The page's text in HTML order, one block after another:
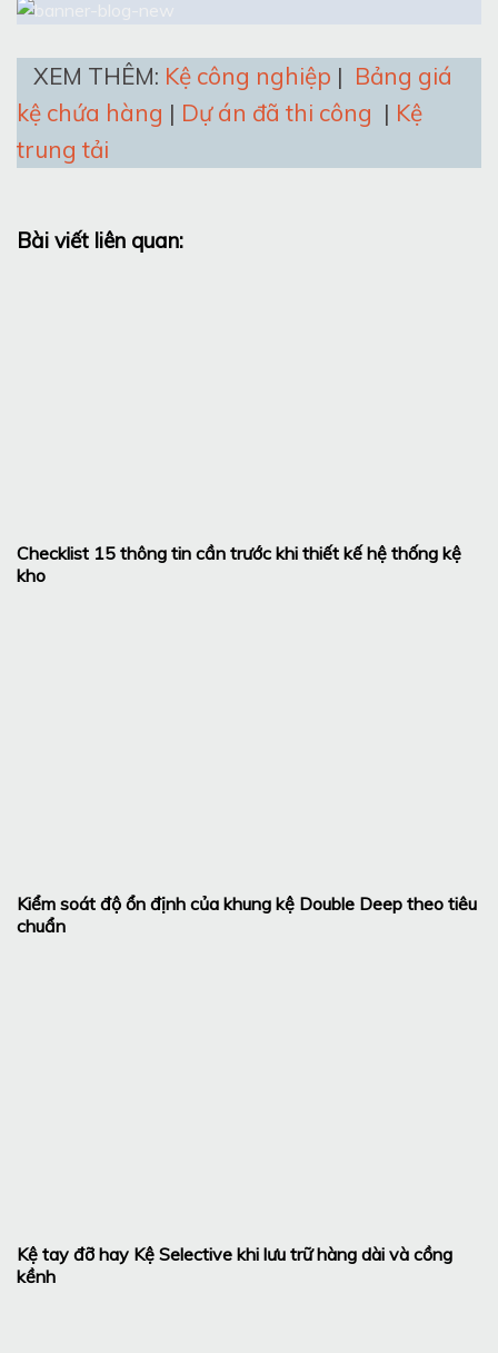
XEM THÊM: Kệ công nghiệp | Bảng giá
kệ chứa hàng | Dự án đã thi công | Kệ
trung tải
Bài viết liên quan:
Checklist 15 thông tin cần trước khi thiết kế hệ thống kệ
kho
Kiểm soát độ ổn định của khung kệ Double Deep theo tiêu
chuẩn
Kệ tay đỡ hay Kệ Selective khi lưu trữ hàng dài và cồng
kềnh